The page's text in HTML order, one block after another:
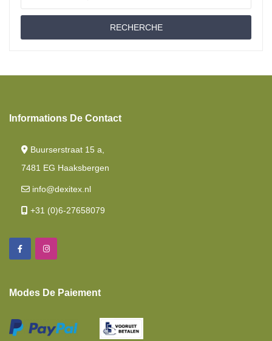
Moltons
RECHERCHE
Informations De Contact
Buurserstraat 15 a,
7481 EG Haaksbergen
info@dexitex.nl
+31 (0)6-27658079
Modes De Paiement